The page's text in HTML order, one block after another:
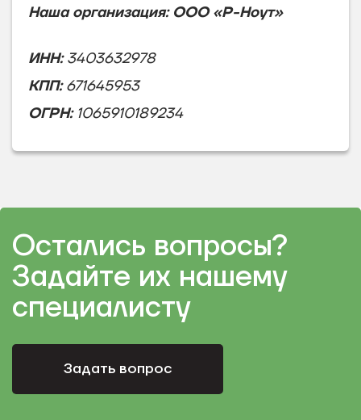
Наша организация: ООО «Р-Ноут»
ИНН:3403632978
КПП:671645953
ОГРН:1065910189234
Остались вопросы?
Задайте их нашему
специалисту
Задать вопрос